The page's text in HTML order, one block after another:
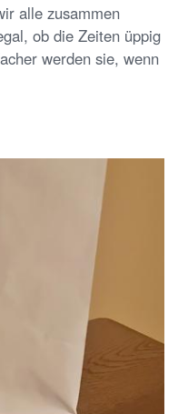
alle zusammen
ob die Zeiten üppig
werden sie, wenn